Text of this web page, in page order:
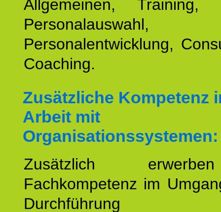
Allgemeinen, Training,
Personalauswahl,
Personalentwicklung,
Coaching.
Zusätzliche Kompetenz
Arbeit mit
Organisationssystemen:
Zusätzlich
Fachkompetenz im